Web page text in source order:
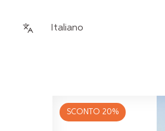
Italiano
SCONTO 20%